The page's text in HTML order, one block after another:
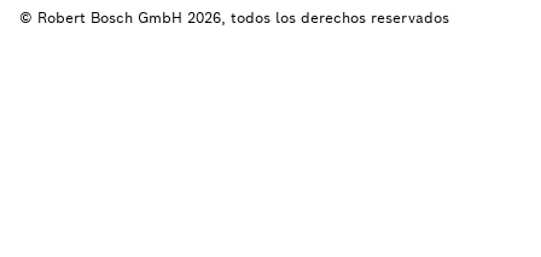
© Robert Bosch GmbH 2026, todos los derechos reservados